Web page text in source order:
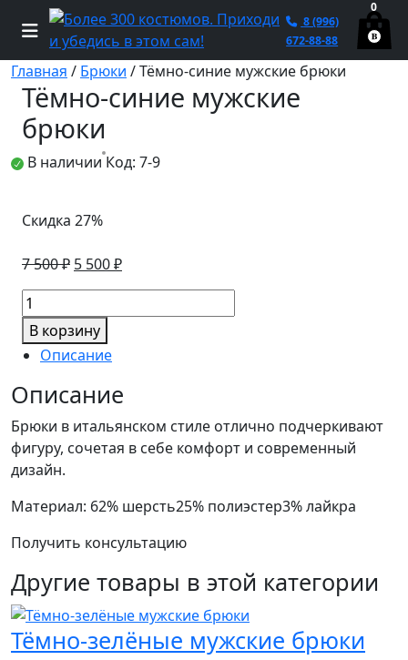
8 (996)
672-88-88
0
Главная / Брюки / Тёмно-синие мужские брюки
Тёмно-синие мужские
брюки
В наличии Код: 7-9
Скидка 27%
7 500₽ Первоначальная
цена
7
500 ₽.
5 500₽Текущая
цена:
Количество
товара
Тёмно-
синие
мужские
брюки
В корзину
Описание
Описание
Брюки в итальянском стиле отлично подчеркивают
фигуру, сочетая в себе комфорт и современный
дизайн.
Материал: 62% шерсть25% полиэстер3% лайкра
Получить консультацию
Другие товары в этой категории
Тёмно-зелёные мужские брюки